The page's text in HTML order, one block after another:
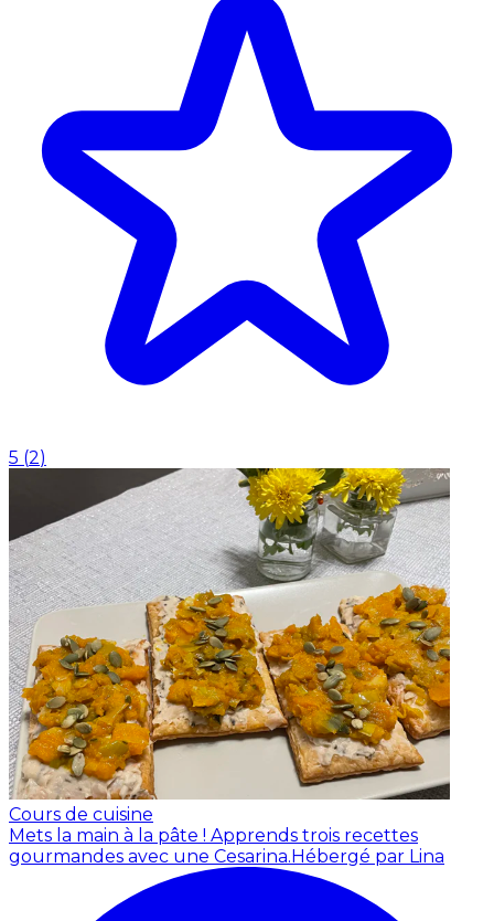
5 (2)
Cours de cuisine
Mets la main à la pâte ! Apprends trois recettes
gourmandes avec une Cesarina. Hébergé par Lina